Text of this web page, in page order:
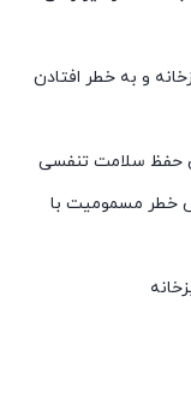
و به خطر افتادن
حفظ سلامت تنفسی
خطر مسمومیت با